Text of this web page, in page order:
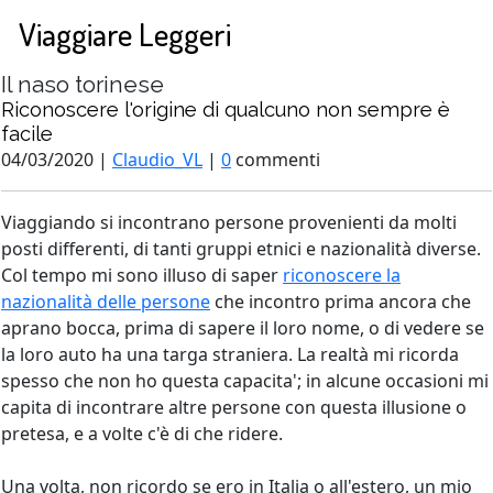
Viaggiare Leggeri
Il naso torinese
Riconoscere l'origine di qualcuno non sempre è
facile
04/03/2020 | Claudio_VL | 0 commenti
Viaggiando si incontrano persone provenienti da molti
posti differenti, di tanti gruppi etnici e nazionalità diverse.
Col tempo mi sono illuso di saper riconoscere la
nazionalità delle persone che incontro prima ancora che
aprano bocca, prima di sapere il loro nome, o di vedere se
la loro auto ha una targa straniera. La realtà mi ricorda
spesso che non ho questa capacita'; in alcune occasioni mi
capita di incontrare altre persone con questa illusione o
pretesa, e a volte c'è di che ridere.
Una volta, non ricordo se ero in Italia o all'estero, un mio